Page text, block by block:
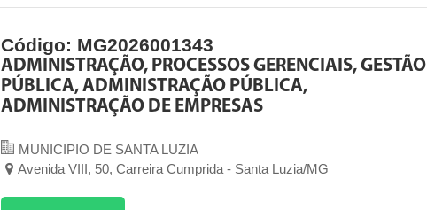
Código: MG2026001343
ADMINISTRAÇÃO, PROCESSOS GERENCIAIS, GESTÃO
PÚBLICA, ADMINISTRAÇÃO PÚBLICA,
ADMINISTRAÇÃO DE EMPRESAS
MUNICIPIO DE SANTA LUZIA
Avenida VIII, 50, Carreira Cumprida - Santa Luzia/MG